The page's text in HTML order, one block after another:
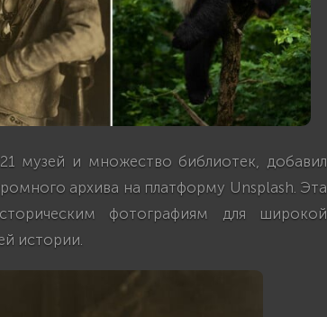
музей и множество библиотек, добавил
архива на платформу Unsplash. Эта
фотографиям для широкой
истории.